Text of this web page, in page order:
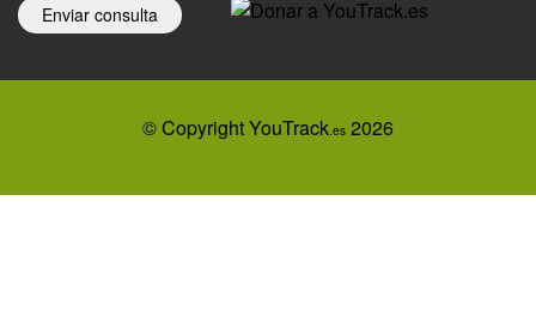
Enviar consulta
© Copyright YouTrack.es 2026